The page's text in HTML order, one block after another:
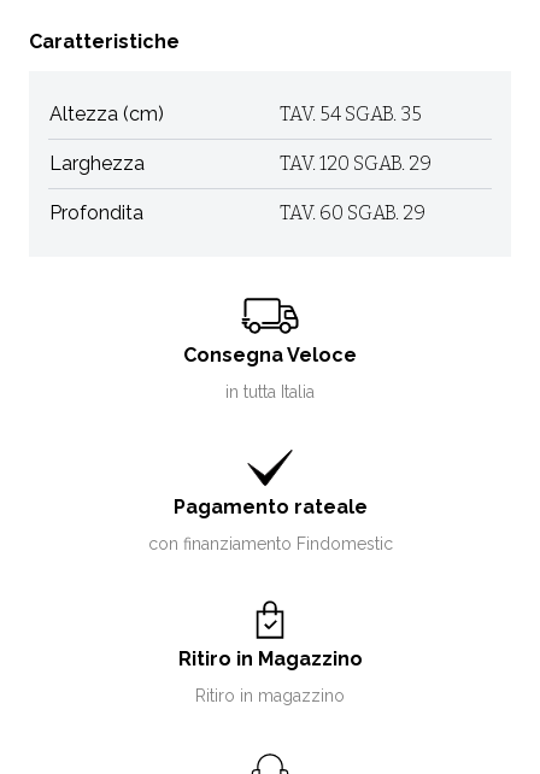
Caratteristiche
Altezza (cm) TAV. 54 SGAB. 35
Larghezza TAV. 120 SGAB. 29
Profondita TAV. 60 SGAB. 29
Consegna Veloce
in tutta Italia
Pagamento rateale
con finanziamento Findomestic
Ritiro in Magazzino
Ritiro in magazzino